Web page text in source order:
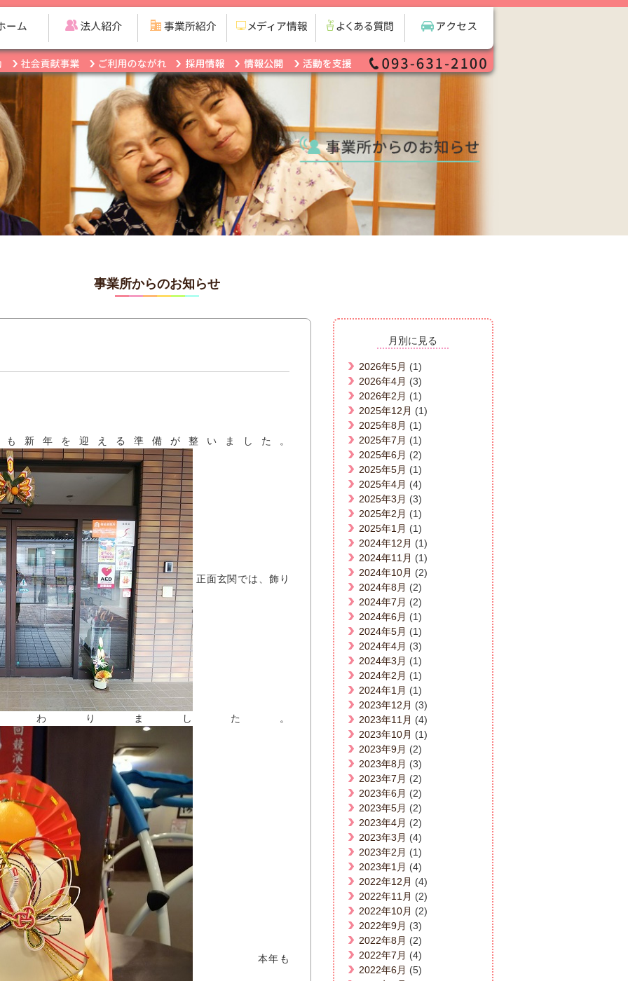
事業所からのお知らせ
新年を迎える準備が整いました。
正面玄関では、飾り
わりました。
本年も
月別に見る
2026年5月 (1)
2026年4月 (3)
2026年2月 (1)
2025年12月 (1)
2025年8月 (1)
2025年7月 (1)
2025年6月 (2)
2025年5月 (1)
2025年4月 (4)
2025年3月 (3)
2025年2月 (1)
2025年1月 (1)
2024年12月 (1)
2024年11月 (1)
2024年10月 (2)
2024年8月 (2)
2024年7月 (2)
2024年6月 (1)
2024年5月 (1)
2024年4月 (3)
2024年3月 (1)
2024年2月 (1)
2024年1月 (1)
2023年12月 (3)
2023年11月 (4)
2023年10月 (1)
2023年9月 (2)
2023年8月 (3)
2023年7月 (2)
2023年6月 (2)
2023年5月 (2)
2023年4月 (2)
2023年3月 (4)
2023年2月 (1)
2023年1月 (4)
2022年12月 (4)
2022年11月 (2)
2022年10月 (2)
2022年9月 (3)
2022年8月 (2)
2022年7月 (4)
2022年6月 (5)